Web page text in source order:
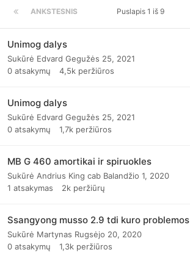
ANKSTESNIS Puslapis 1 iš 9
Unimog dalys
Sukūrė Edvard Gegužės 25, 2021
0 atsakymų 4,5k peržiūros
Unimog dalys
Sukūrė Edvard Gegužės 25, 2021
0 atsakymų 1,7k peržiūros
MB G 460 amortikai ir spiruokles
Sukūrė Andrius King cab Balandžio 1, 2020
1 atsakymas 2k peržiūrų
Ssangyong musso 2.9 tdi kuro problemos
Sukūrė Martynas Rugsėjo 20, 2020
0 atsakymų 1,3k peržiūros